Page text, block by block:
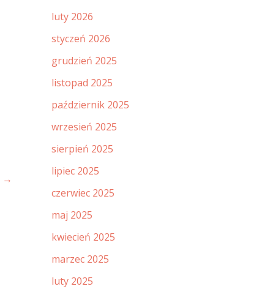
→
luty 2026
styczeń 2026
grudzień 2025
listopad 2025
październik 2025
wrzesień 2025
sierpień 2025
lipiec 2025
czerwiec 2025
maj 2025
kwiecień 2025
marzec 2025
luty 2025